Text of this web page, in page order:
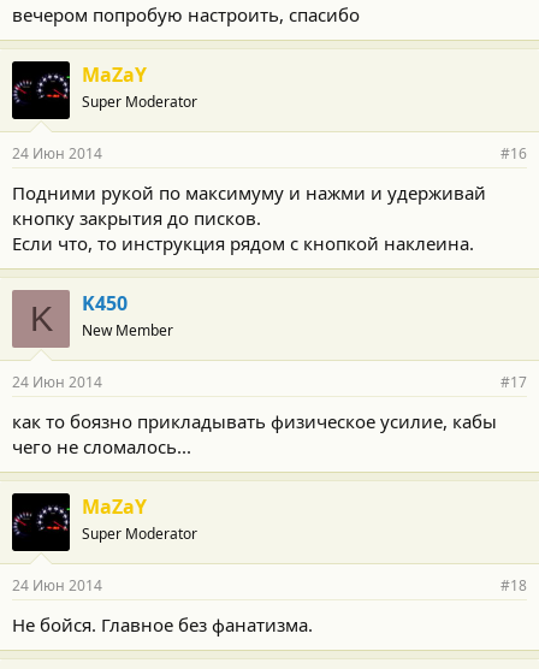
вечером попробую настроить, спасибо
MaZaY
Super Moderator
24 Июн 2014 #16
Подними рукой по максимуму и нажми и удерживай
кнопку закрытия до писков.
Если что, то инструкция рядом с кнопкой наклеина.
K K450
New Member
24 Июн 2014 #17
как то боязно прикладывать физическое усилие, кабы
чего не сломалось...
MaZaY
Super Moderator
24 Июн 2014 #18
Не бойся. Главное без фанатизма.